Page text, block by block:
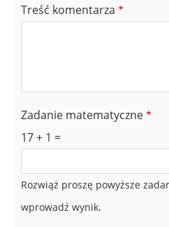
Treść komentarza
Zadanie matematyczne
17 + 1 =
Rozwiąż proszę powyższe
wprowadź wynik.